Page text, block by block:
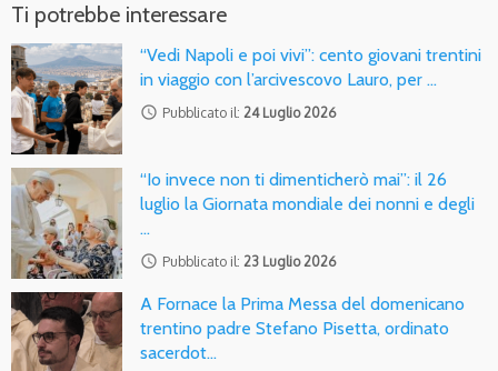
Ti potrebbe interessare
“Vedi Napoli e poi vivi”: cento giovani trentini
in viaggio con l’arcivescovo Lauro, per …
access_time Pubblicato il: 24 Luglio 2026
“Io invece non ti dimenticherò mai”: il 26
luglio la Giornata mondiale dei nonni e degli
…
access_time Pubblicato il: 23 Luglio 2026
A Fornace la Prima Messa del domenicano
trentino padre Stefano Pisetta, ordinato
sacerdot…